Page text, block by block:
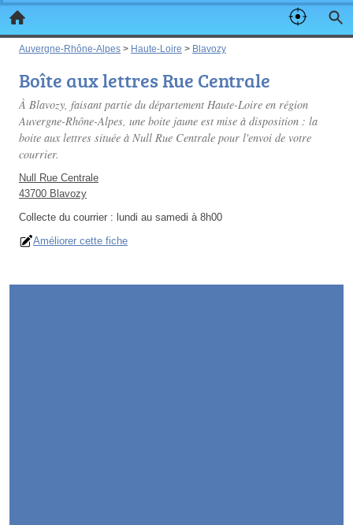
Auvergne-Rhône-Alpes > Haute-Loire > Blavozy
Boîte aux lettres Rue Centrale
À Blavozy, faisant partie du département Haute-Loire en région
Auvergne-Rhône-Alpes, une boite jaune est mise à disposition : la
boite aux lettres située à Null Rue Centrale pour l'envoi de votre
courrier.
Null Rue Centrale
43700 Blavozy
Collecte du courrier : lundi au samedi à 8h00
Améliorer cette fiche